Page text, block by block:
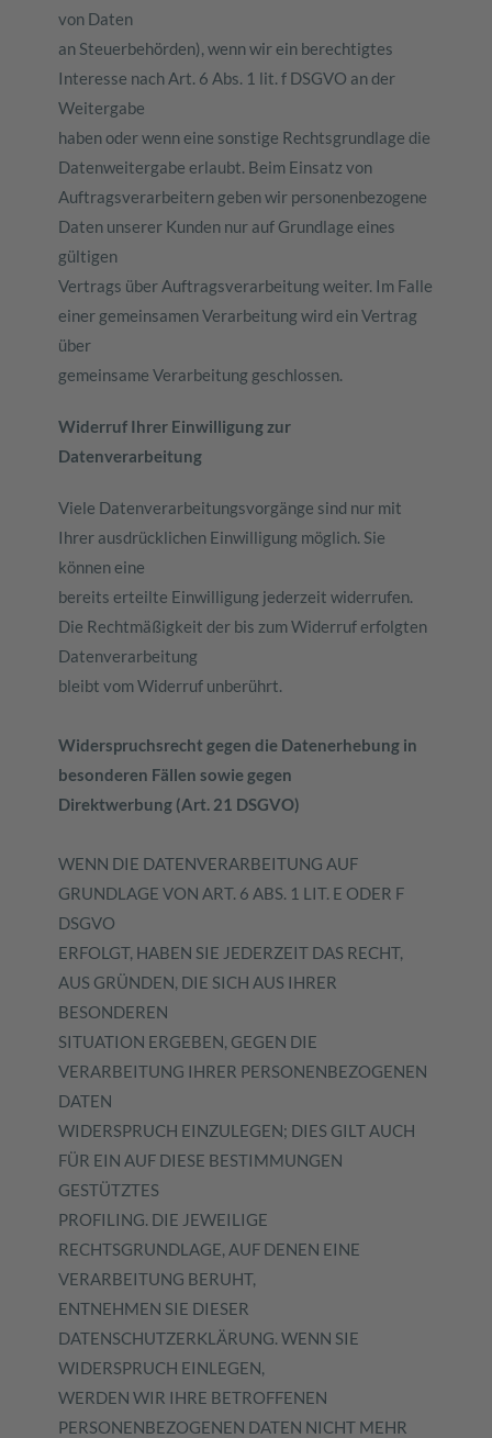
von Daten
an Steuerbehörden), wenn wir ein berechtigtes
Interesse nach Art. 6 Abs. 1 lit. f DSGVO an der
Weitergabe
haben oder wenn eine sonstige Rechtsgrundlage die
Datenweitergabe erlaubt. Beim Einsatz von
Auftragsverarbeitern geben wir personenbezogene
Daten unserer Kunden nur auf Grundlage eines
gültigen
Vertrags über Auftragsverarbeitung weiter. Im Falle
einer gemeinsamen Verarbeitung wird ein Vertrag
über
gemeinsame Verarbeitung geschlossen.
Widerruf Ihrer Einwilligung zur
Datenverarbeitung
Viele Datenverarbeitungsvorgänge sind nur mit
Ihrer ausdrücklichen Einwilligung möglich. Sie
können eine
bereits erteilte Einwilligung jederzeit widerrufen.
Die Rechtmäßigkeit der bis zum Widerruf erfolgten
Datenverarbeitung
bleibt vom Widerruf unberührt.
Widerspruchsrecht gegen die Datenerhebung in
besonderen Fällen sowie gegen
Direktwerbung (Art. 21 DSGVO)
WENN DIE DATENVERARBEITUNG AUF
GRUNDLAGE VON ART. 6 ABS. 1 LIT. E ODER F
DSGVO
ERFOLGT, HABEN SIE JEDERZEIT DAS RECHT,
AUS GRÜNDEN, DIE SICH AUS IHRER
BESONDEREN
SITUATION ERGEBEN, GEGEN DIE
VERARBEITUNG IHRER PERSONENBEZOGENEN
DATEN
WIDERSPRUCH EINZULEGEN; DIES GILT AUCH
FÜR EIN AUF DIESE BESTIMMUNGEN
GESTÜTZTES
PROFILING. DIE JEWEILIGE
RECHTSGRUNDLAGE, AUF DENEN EINE
VERARBEITUNG BERUHT,
ENTNEHMEN SIE DIESER
DATENSCHUTZERKLÄRUNG. WENN SIE
WIDERSPRUCH EINLEGEN,
WERDEN WIR IHRE BETROFFENEN
PERSONENBEZOGENEN DATEN NICHT MEHR